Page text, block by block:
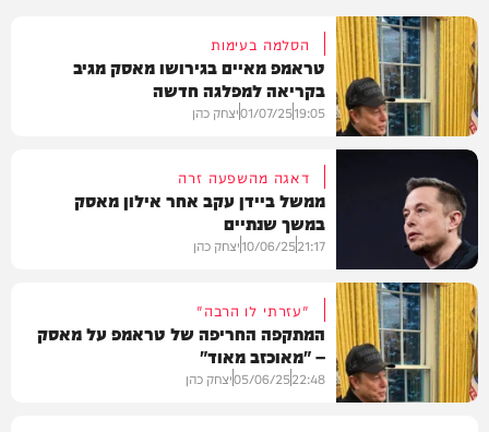
חדשות
הסלמה בעימות
טראמפ מאיים בגירושו מאסק מגיב
בקריאה למפלגה חדשה
19:05
01/07/25יצחק כהן
חדשות
דאגה מהשפעה זרה
ממשל ביידן עקב אחר אילון מאסק
במשך שנתיים
21:17
10/06/25יצחק כהן
"עזרתי לו הרבה"
המתקפה החריפה של טראמפ על מאסק
– "מאוכזב מאוד"
22:48
05/06/25יצחק כהן